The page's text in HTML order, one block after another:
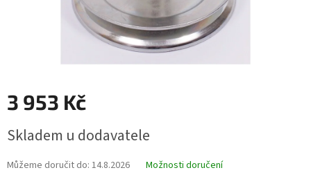
3 953 Kč
cena:
Skladem u dodavatele
Můžeme doručit do: 14.8.2026 Možnosti doručení